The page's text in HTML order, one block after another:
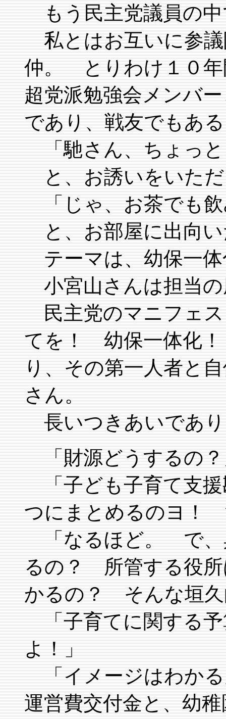
もう民主党議員の
私とはお互いに参
仲。 とりわけ１０年
超党派勉強会メンバ
であり、戦友でもあ
「馳さん、ちょっ
と、お誘いをいた
「じゃ、お茶でも
と、お部屋に出向
テーマは、幼保一体
小宮山さんは担当の
民主党のマニフェ
てを！ 幼保一体化！
り、その第一人者と
さん。
長いつきあいであ
「財源どうするの
「子ども子育て支
つにまとめるのヨ！
「なるほど。 で、
るの？ 所管する役
かるの？ そんな垣久
「子育てに関する
よ！」
「イメージはわか
運営費交付金と、幼